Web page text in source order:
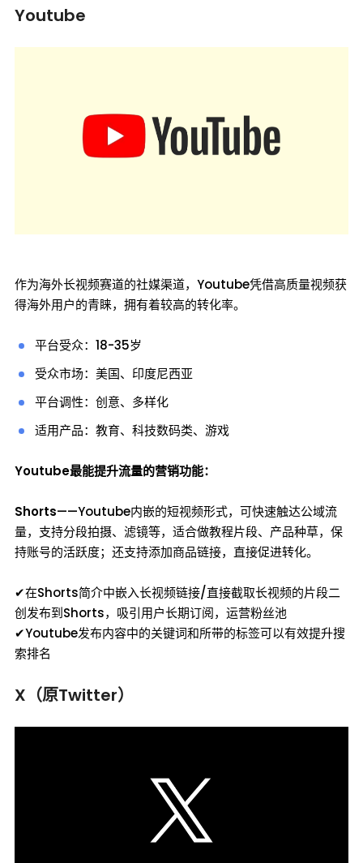
Youtube
作为海外长视频赛道的社媒渠道，Youtube凭借高质量视频获
得海外用户的青睐，拥有着较高的转化率。
平台受众：18-35岁
受众市场：美国、印度尼西亚
平台调性：创意、多样化
适用产品：教育、科技数码类、游戏
Youtube最能提升流量的营销功能：
Shorts——Youtube内嵌的短视频形式，可快速触达公域流
量，支持分段拍摄、滤镜等，适合做教程片段、产品种草，保
持账号的活跃度；还支持添加商品链接，直接促进转化。
✔在Shorts简介中嵌入长视频链接/直接截取长视频的片段二
创发布到Shorts，吸引用户长期订阅，运营粉丝池
✔Youtube发布内容中的关键词和所带的标签可以有效提升搜
索排名
X（原Twitter）